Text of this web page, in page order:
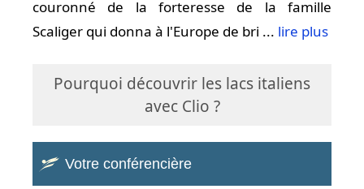
couronné de la forteresse de la famille
Scaliger qui donna à l'Europe de bri ... lire plus
Pourquoi découvrir les lacs italiens
avec Clio ?
Votre conférencière